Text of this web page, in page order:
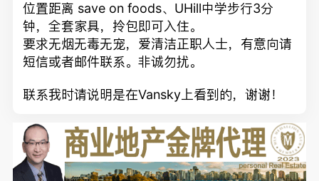
位置距离 save on foods、 UHill中学步行3分
钟，全套家具，拎包即可入住。
要求无烟无毒无宠，爱清洁正职人士，有意向请
短信或者邮件联系。非诚勿扰。
联系我时请说明是在Vansky上看到的，谢谢！